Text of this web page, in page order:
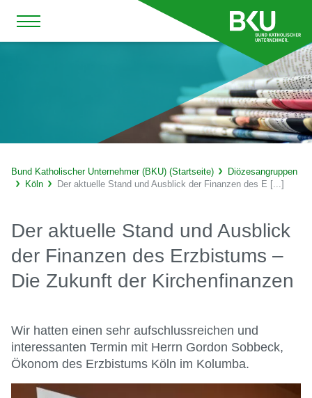
Bund Katholischer Unternehmer (BKU) (Startseite)
Diözesangruppen
Köln
Der aktuelle Stand und Ausblick der Finanzen des E [...]
Der aktuelle Stand und Ausblick
der Finanzen des Erzbistums –
Die Zukunft der Kirchenfinanzen
Wir hatten einen sehr aufschlussreichen und
interessanten Termin mit Herrn Gordon Sobbeck,
Ökonom des Erzbistums Köln im Kolumba.